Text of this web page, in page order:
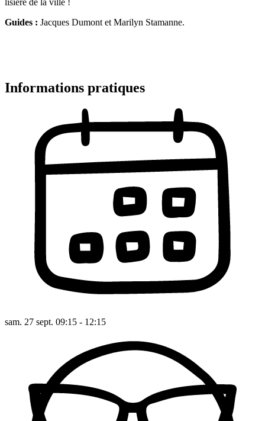
lisière de la ville !
Guides : Jacques Dumont et Marilyn Stamanne.
Informations pratiques
sam. 27 sept. 09:15 - 12:15